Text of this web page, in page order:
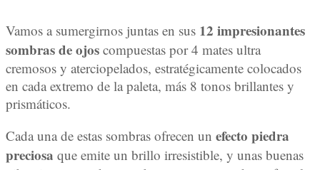
Vamos a sumergirnos juntas en sus 12 impresionantes
sombras de ojos compuestas por 4 mates ultra
cremosos y aterciopelados, estratégicamente colocados
en cada extremo de la paleta, más 8 tonos brillantes y
prismáticos.
Cada una de estas sombras ofrecen un efecto piedra
preciosa que emite un brillo irresistible, y unas buenas